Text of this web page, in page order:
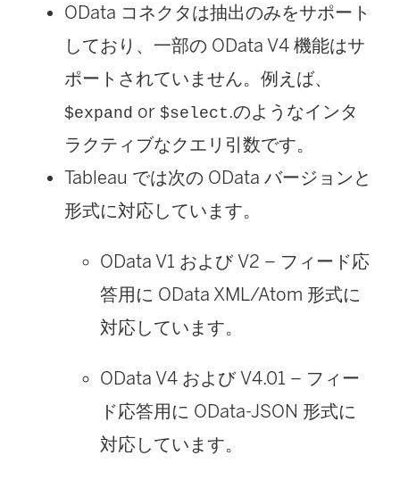
OData コネクタは抽出のみをサポート
しており、一部の OData V4 機能はサ
ポートされていません。例えば、
$expand or $select.のようなインタ
ラクティブなクエリ引数です。
Tableau では次の OData バージョンと
形式に対応しています。
OData V1 および V2 – フィード応
答用に OData XML/Atom 形式に
対応しています。
OData V4 および V4.01 – フィー
ド応答用に OData-JSON 形式に
対応しています。